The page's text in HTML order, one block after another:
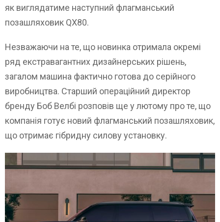
як виглядатиме наступний флагманський
позашляховик QX80.
Незважаючи на те, що новинка отримала окремі
ряд екстравагантних дизайнерських рішень,
загалом машина фактично готова до серійного
виробництва. Старший операційний директор
бренду Боб Велбі розповів ще у лютому про те, що
компанія готує новий флагманський позашляховик,
що отримає гібридну силову установку.